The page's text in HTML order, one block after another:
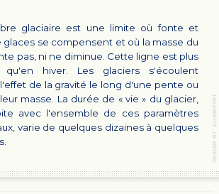
glaciaire est une limite où fonte et
glaces se compensent et où la masse du
pas, ni ne diminue. Cette ligne est plus
hiver. Les glaciers s'écoulent
de la gravité le long d'une pente ou
masse. La durée de « vie » du glacier,
avec l'ensemble de ces paramètres
varie de quelques dizaines à quelques